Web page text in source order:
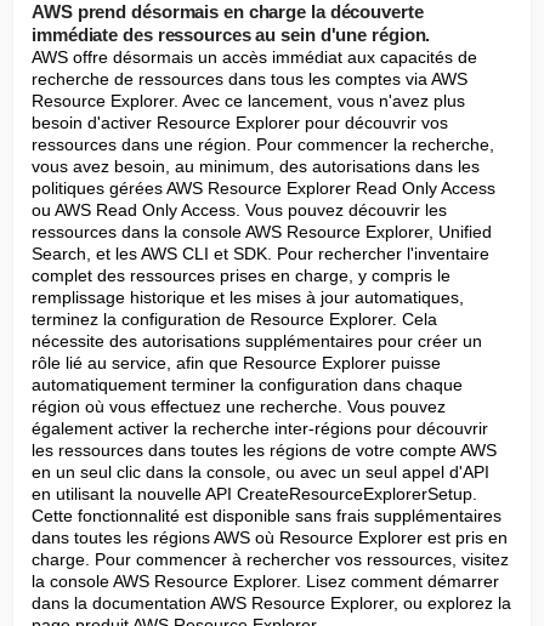
AWS prend désormais en charge la découverte
immédiate des ressources au sein d'une région.
AWS offre désormais un accès immédiat aux capacités de
recherche de ressources dans tous les comptes via AWS
Resource Explorer. Avec ce lancement, vous n'avez plus
besoin d'activer Resource Explorer pour découvrir vos
ressources dans une région. Pour commencer la recherche,
vous avez besoin, au minimum, des autorisations dans les
politiques gérées AWS Resource Explorer Read Only Access
ou AWS Read Only Access. Vous pouvez découvrir les
ressources dans la console AWS Resource Explorer, Unified
Search, et les AWS CLI et SDK. Pour rechercher l'inventaire
complet des ressources prises en charge, y compris le
remplissage historique et les mises à jour automatiques,
terminez la configuration de Resource Explorer. Cela
nécessite des autorisations supplémentaires pour créer un
rôle lié au service, afin que Resource Explorer puisse
automatiquement terminer la configuration dans chaque
région où vous effectuez une recherche. Vous pouvez
également activer la recherche inter-régions pour découvrir
les ressources dans toutes les régions de votre compte AWS
en un seul clic dans la console, ou avec un seul appel d'API
en utilisant la nouvelle API CreateResourceExplorerSetup.
Cette fonctionnalité est disponible sans frais supplémentaires
dans toutes les régions AWS où Resource Explorer est pris en
charge. Pour commencer à rechercher vos ressources, visitez
la console AWS Resource Explorer. Lisez comment démarrer
dans la documentation AWS Resource Explorer, ou explorez la